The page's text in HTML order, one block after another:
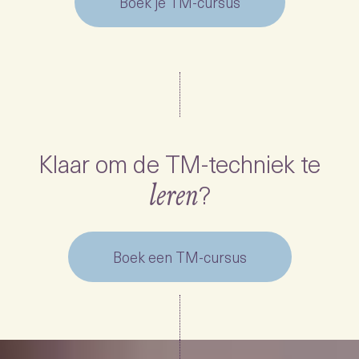
Klaar om de TM-techniek te
leren?
Boek een TM-cursus